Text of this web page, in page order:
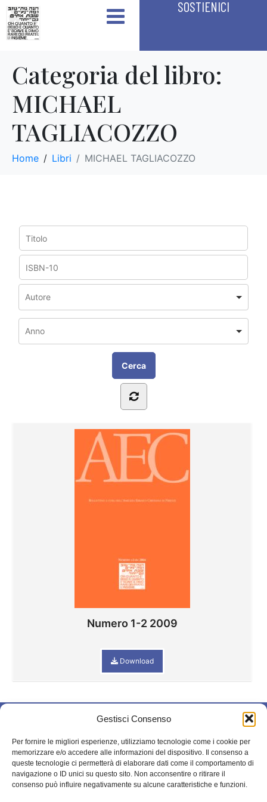
Gestisci Consenso
Per fornire le migliori esperienze, utilizziamo tecnologie come i cookie per
memorizzare e/o accedere alle informazioni del dispositivo. Il consenso a
queste tecnologie ci permetterà di elaborare dati come il comportamento di
navigazione o ID unici su questo sito. Non acconsentire o ritirare il
consenso può influire negativamente su alcune caratteristiche e funzioni.
SOSTIENICI
Categoria del libro:
MICHAEL
TAGLIACOZZO
Home Libri MICHAEL TAGLIACOZZO
Numero 1-2 2009
Download
STORIA
BIBLIOGRAFIA
ARCHIVIO
BOLLETTINI
reserved.